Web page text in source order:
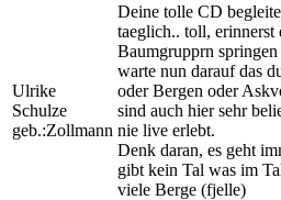
Ulrike
Schulze
geb.:Zollmann
Deine tolle CD
taeglich.. toll, erinnerst
Baumgrupprn
warte nun darauf das
oder Bergen oder
sind auch hier sehr
nie live erlebt.
Denk daran, es geht
gibt kein Tal was im
viele Berge (fjelle)